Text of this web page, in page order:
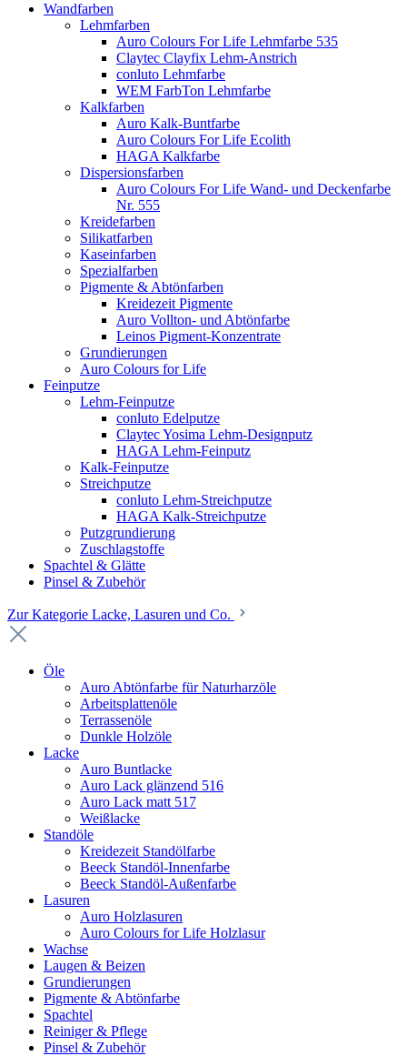
Wandfarben
Lehmfarben
Auro Colours For Life Lehmfarbe 535
Claytec Clayfix Lehm-Anstrich
conluto Lehmfarbe
WEM FarbTon Lehmfarbe
Kalkfarben
Auro Kalk-Buntfarbe
Auro Colours For Life Ecolith
HAGA Kalkfarbe
Dispersionsfarben
Auro Colours For Life Wand- und Deckenfarbe
Nr. 555
Kreidefarben
Silikatfarben
Kaseinfarben
Spezialfarben
Pigmente & Abtönfarben
Kreidezeit Pigmente
Auro Vollton- und Abtönfarbe
Leinos Pigment-Konzentrate
Grundierungen
Auro Colours for Life
Feinputze
Lehm-Feinputze
conluto Edelputze
Claytec Yosima Lehm-Designputz
HAGA Lehm-Feinputz
Kalk-Feinputze
Streichputze
conluto Lehm-Streichputze
HAGA Kalk-Streichputze
Putzgrundierung
Zuschlagstoffe
Spachtel & Glätte
Pinsel & Zubehör
Zur Kategorie Lacke, Lasuren und Co.
Öle
Auro Abtönfarbe für Naturharzöle
Arbeitsplattenöle
Terrassenöle
Dunkle Holzöle
Lacke
Auro Buntlacke
Auro Lack glänzend 516
Auro Lack matt 517
Weißlacke
Standöle
Kreidezeit Standölfarbe
Beeck Standöl-Innenfarbe
Beeck Standöl-Außenfarbe
Lasuren
Auro Holzlasuren
Auro Colours for Life Holzlasur
Wachse
Laugen & Beizen
Grundierungen
Pigmente & Abtönfarbe
Spachtel
Reiniger & Pflege
Pinsel & Zubehör